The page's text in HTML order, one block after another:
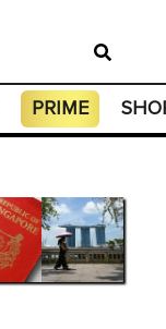
PRIME